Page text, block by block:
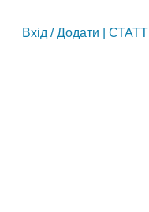
Вхід /Додати СТАТТІ